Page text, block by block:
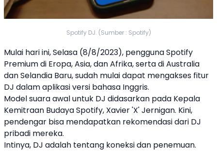
Spotify DJ. (Sumber : Spotify)
Mulai hari ini, Selasa (8/8/2023), penggunaSpotify
Premium di Eropa, Asia, dan Afrika, serta di Australia
dan Selandia Baru, sudah mulai dapat mengakses fitur
DJ dalam aplikasi versi bahasa Inggris.
Model suara awal untuk DJ didasarkan pada Kepala
Kemitraan BudayaSpotify, Xavier 'X' Jernigan. Kini,
pendengar bisa mendapatkan rekomendasi dari DJ
pribadi mereka.
Intinya, DJ adalah tentang koneksi dan penemuan.